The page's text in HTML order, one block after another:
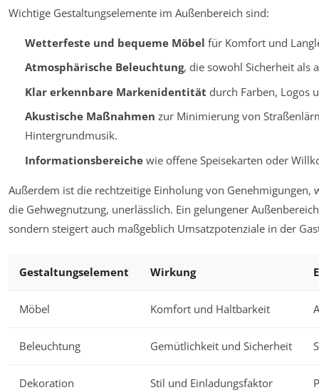
Wichtige Gestaltungselemente im Außenbereich sind:
Wetterfeste und bequeme Möbel für Komfort und
Atmosphärische Beleuchtung, die sowohl Sicherheit als
Klar erkennbare Markenidentität durch Farben, Logos
Akustische Maßnahmen zur Minimierung von
Hintergrundmusik.
Informationsbereichewie offene Speisekarten oder
Außerdem ist die rechtzeitige Einholung von
die Gehwegnutzung, unerlässlich. Ein gelungener
sondern steigert auch maßgeblich Umsatzpotenziale in der
Gestaltungselement Wirkung
Möbel Komfort und Haltbarkeit
Beleuchtung Gemütlichkeit und Sicherheit
Dekoration Stil und Einladungsfaktor